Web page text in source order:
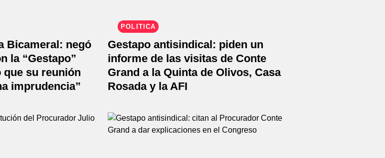
Bicameral: negó
la “Gestapo”
su reunión
imprudencia”
POLÍTICA
Gestapo antisindical: piden un
informe de las visitas de Conte
Grand a la Quinta de Olivos, Casa
Rosada y la AFI